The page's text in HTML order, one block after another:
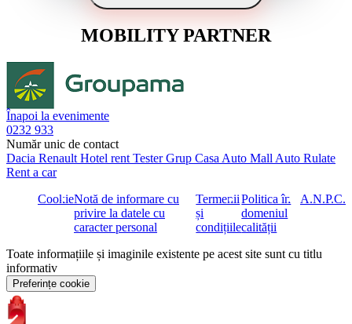
MOBILITY PARTNER
Înapoi la evenimente
0232 933
Număr unic de contact
Dacia Renault Hotel rent Tester Grup Casa Auto Mall Auto Rulate
Rent a car
CookieNotă de informare cu
privire la datele cu
caracter personal
Termenii
și
condițiile
Politica în
domeniul
calității
A.N.P.C.
Toate informațiile și imaginile existente pe acest site sunt cu titlu
informativ
Preferințe cookie